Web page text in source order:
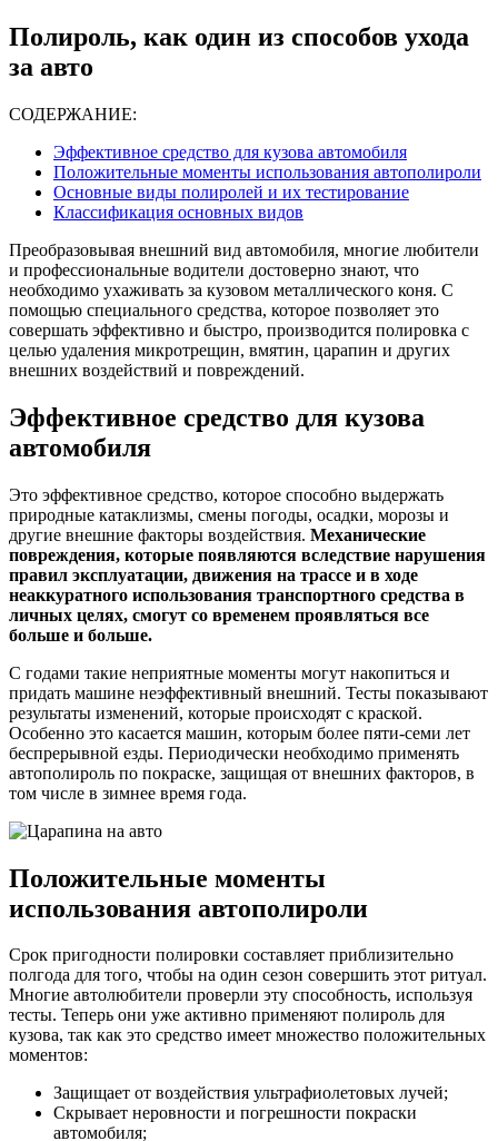
Полироль, как один из способов ухода
за авто
СОДЕРЖАНИЕ:
Эффективное средство для кузова автомобиля
Положительные моменты использования автополироли
Основные виды полиролей и их тестирование
Классификация основных видов
Преобразовывая внешний вид автомобиля, многие любители
и профессиональные водители достоверно знают, что
необходимо ухаживать за кузовом металлического коня. С
помощью специального средства, которое позволяет это
совершать эффективно и быстро, производится полировка с
целью удаления микротрещин, вмятин, царапин и других
внешних воздействий и повреждений.
Эффективное средство для кузова
автомобиля
Это эффективное средство, которое способно выдержать
природные катаклизмы, смены погоды, осадки, морозы и
другие внешние факторы воздействия. Механические
повреждения, которые появляются вследствие нарушения
правил эксплуатации, движения на трассе и в ходе
неаккуратного использования транспортного средства в
личных целях, смогут со временем проявляться все
больше и больше.
С годами такие неприятные моменты могут накопиться и
придать машине неэффективный внешний. Тесты показывают
результаты изменений, которые происходят с краской.
Особенно это касается машин, которым более пяти-семи лет
беспрерывной езды. Периодически необходимо применять
автополироль по покраске, защищая от внешних факторов, в
том числе в зимнее время года.
Положительные моменты
использования автополироли
Срок пригодности полировки составляет приблизительно
полгода для того, чтобы на один сезон совершить этот ритуал.
Многие автолюбители проверли эту способность, используя
тесты. Теперь они уже активно применяют полироль для
кузова, так как это средство имеет множество положительных
моментов:
Защищает от воздействия ультрафиолетовых лучей;
Скрывает неровности и погрешности покраски
автомобиля;